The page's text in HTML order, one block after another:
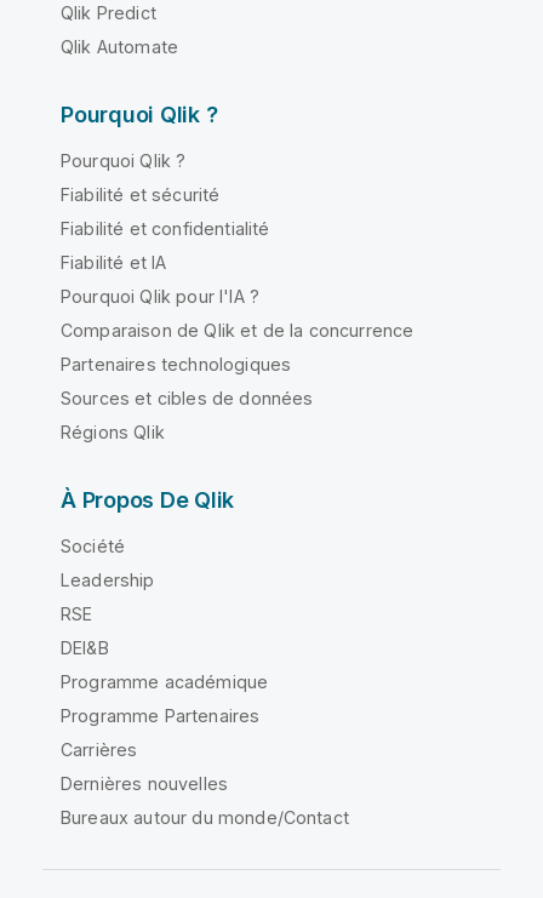
Qlik Predict
Qlik Automate
Pourquoi Qlik ?
Pourquoi Qlik ?
Fiabilité et sécurité
Fiabilité et confidentialité
Fiabilité et IA
Pourquoi Qlik pour l'IA ?
Comparaison de Qlik et de la concurrence
Partenaires technologiques
Sources et cibles de données
Régions Qlik
À Propos De Qlik
Société
Leadership
RSE
DEI&B
Programme académique
Programme Partenaires
Carrières
Dernières nouvelles
Bureaux autour du monde/Contact